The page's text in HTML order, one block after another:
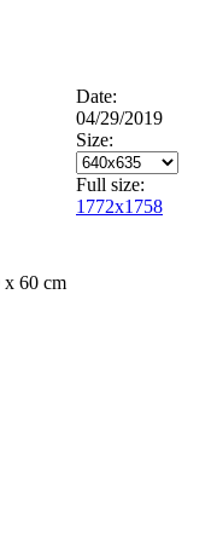
Date:
04/29/2019
Size:
Full size:
1772x1758